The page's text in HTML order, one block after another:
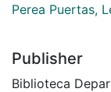
Perea Puertas,
Publisher
Biblioteca